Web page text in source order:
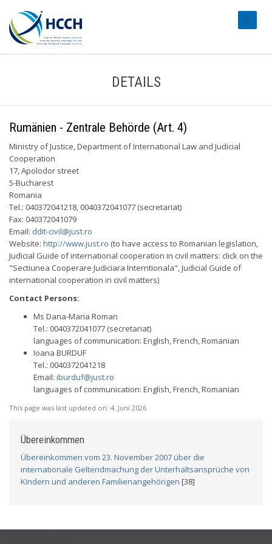
DETAILS
Rumänien - Zentrale Behörde (Art. 4)
Ministry of Justice, Department of International Law and Judicial
Cooperation
17, Apolodor street
5-Bucharest
Romania
Tel.: 040372041218, 0040372041077 (secretariat)
Fax: 040372041079
Email: ddit-civil@just.ro
Website: http://www.just.ro (to have access to Romanian legislation,
Judicial Guide of international cooperation in civil matters: click on the
"Sectiunea Cooperare Judiciara Interntionala", Judicial Guide of
international cooperation in civil matters)
Contact Persons:
Ms Dana-Maria Roman
Tel.: 0040372041077 (secretariat)
languages of communication: English, French, Romanian
Ioana BURDUF
Tel.: 0040372041218
Email: iburduf@just.ro
languages of communication: English, French, Romanian
This page was last updated on: 4. Juni 2026
Übereinkommen
Übereinkommen vom 23. November 2007 über die
internationale Geltendmachung der Unterhaltsansprüche von
Kindern und anderen Familienangehörigen [38]